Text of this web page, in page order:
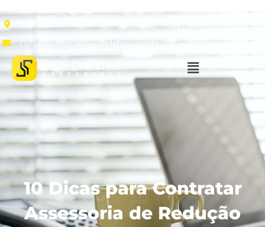
Av. Rio Branco, 2001, Sala 1905 - Centro, Juiz de Fora -
contato@setecapitaljuizdefora.com.br
10 Dicas para Contratar
Assessoria de Redução